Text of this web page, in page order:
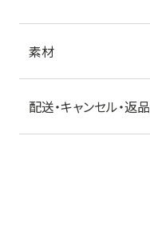
素材
配送・キャンセル・返品